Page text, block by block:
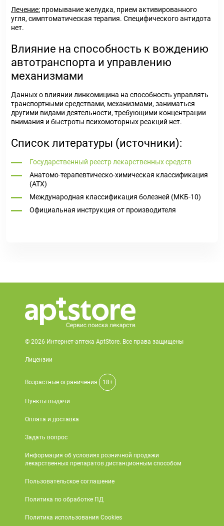
Лечение: промывание желудка, прием активированного
угля, симптоматическая терапия. Специфического антидота
нет.
Влияние на способность к вождению
автотранспорта и управлению
механизмами
Данных о влиянии линкомицина на способность управлять
транспортными средствами, механизмами, заниматься
другими видами деятельности, требующими концентрации
внимания и быстроты психомоторных реакций нет.
Список литературы (источники):
Государственный реестр лекарственных средств
Анатомо-терапевтическо-химическая классификация
(ATX)
Международная классификация болезней (МКБ-10)
Официальная инструкция от производителя
© 2026 Интернет-аптека AptStore. Все права защищены
Лицензии
Возрастные ограничения 18+
Пункты выдачи
Оплата и доставка
Задать вопрос
Информация об условиях розничной продажи
лекарственных препаратов дистанционным способом
Пользовательское соглашение
Политика по обработке ПД
Политика использования Cookies